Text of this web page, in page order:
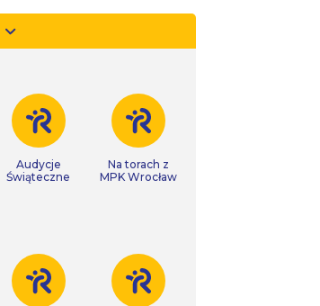
Audycje
Świąteczne
Na torach z
MPK Wrocław